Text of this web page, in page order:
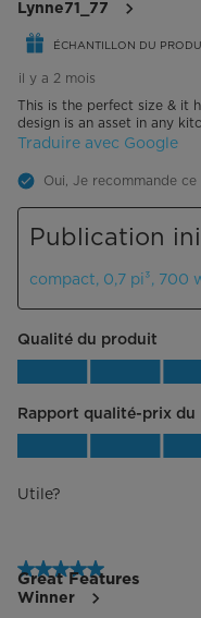
Lynne71_77
ÉCHANTILLON DU
il y a 2 mois
This is the perfect size & it
design is an asset in any
Traduire avec Google
Oui, Je recommande
Publication
compact, 0,7 pi³, 700
Qualité du produit
Qualité du
Rapport qualité-prix du
Rapport
Utile?
5 étoile(s) sur 5.
Great Features
Winner